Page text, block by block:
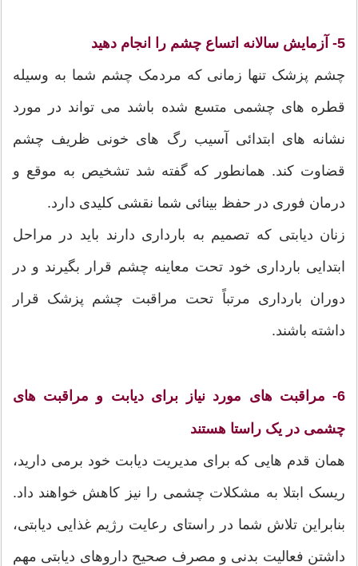
5- آزمایش سالانه اتساع چشم را انجام دهید
چشم پزشک تنها زمانی که مردمک چشم شما به وسیله
قطره های چشمی متسع شده باشد می تواند در مورد
نشانه های ابتدائی آسیب رگ های خونی ظریف چشم
قضاوت کند. همانطور که گفته شد تشخیص به موقع و
درمان فوری در حفظ بینائی شما نقشی کلیدی دارد.
زنان دیابتی که تصمیم به بارداری دارند باید در مراحل
ابتدایی بارداری خود تحت معاینه چشم قرار بگیرند و در
دوران بارداری مرتباً تحت مراقبت چشم پزشک قرار
داشته باشند.
6- مراقبت های مورد نیاز برای دیابت و مراقبت های
چشمی در یک راستا هستند
همان قدم هایی که برای مدیریت دیابت خود برمی دارید،
ریسک ابتلا به مشکلات چشمی را نیز کاهش خواهند داد.
بنابراین تلاش شما در راستای رعایت رژیم غذایی دیابتی،
داشتن فعالیت بدنی و مصرف صحیح داروهای دیابتی مهم